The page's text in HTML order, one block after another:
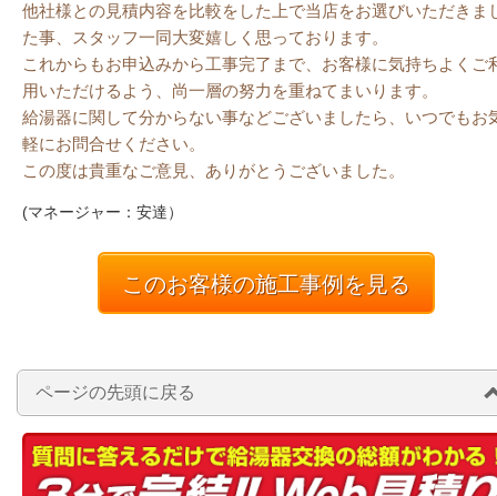
他社様との見積内容を比較をした上で当店をお選びいただきま
た事、スタッフ一同大変嬉しく思っております。
これからもお申込みから工事完了まで、お客様に気持ちよくご
用いただけるよう、尚一層の努力を重ねてまいります。
給湯器に関して分からない事などございましたら、いつでもお
軽にお問合せください。
この度は貴重なご意見、ありがとうございました。
(マネージャー：安達）
このお客様の施工事例を見る
ページの先頭に戻る